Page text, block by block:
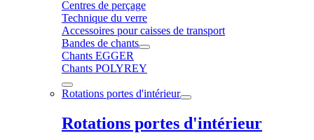
Centres de perçage
Technique du verre
Accessoires pour caisses de transport
Bandes de chants
Chants EGGER
Chants POLYREY
Rotations portes d'intérieur
Rotations portes d'intérieur